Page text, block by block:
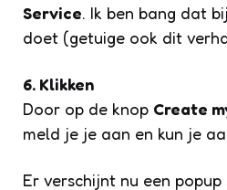
Service. Ik ben bang dat
doet (getuige ook dit
6. Klikken
Door op de knop Create
meld je je aan en kun je
Er verschijnt nu een